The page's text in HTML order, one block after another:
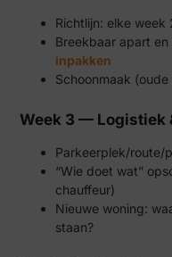
Richtlijn: elke week
Breekbaar apart
inpakken
Schoonmaak
Week 3 — Logistiek
Parkeerplek/route/
“Wie doet wat”
chauffeur)
Nieuwe woning:
staan?